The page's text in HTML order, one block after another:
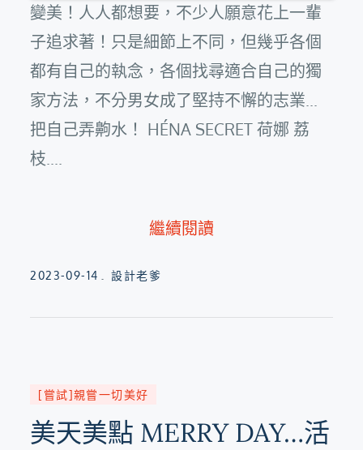
變美！人人都想要，不少人願意花上一輩
子追求著！只是細節上不同，但幾乎各個
都有自己的執念，各個找尋適合自己的獨
家方法，不分男女成了堅持不懈的志業...
把自己弄齁水！ HÉNA SECRET 荷娜 荔
枝....
繼續閱讀
Posted
2023-09-14 設計老爹
[嘗試]親嘗一切美好
美天美點 MERRY DAY…活